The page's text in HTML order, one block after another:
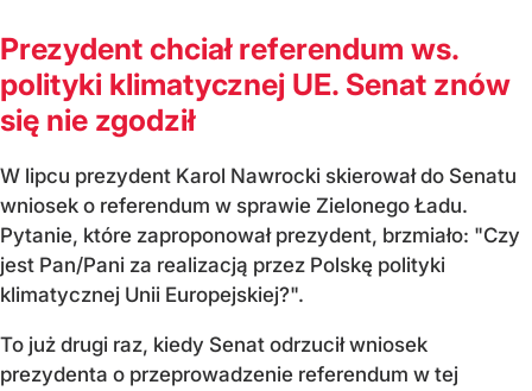
Prezydent chciał referendum ws.
polityki klimatycznej UE. Senat znów
się nie zgodził
W lipcu prezydent Karol Nawrocki skierował do Senatu
wniosek o referendum w sprawie Zielonego Ładu.
Pytanie, które zaproponował prezydent, brzmiało: "Czy
jest Pan/Pani za realizacją przez Polskę polityki
klimatycznej Unii Europejskiej?".
To już drugi raz, kiedy Senat odrzucił wniosek
prezydenta o przeprowadzenie referendum w tej